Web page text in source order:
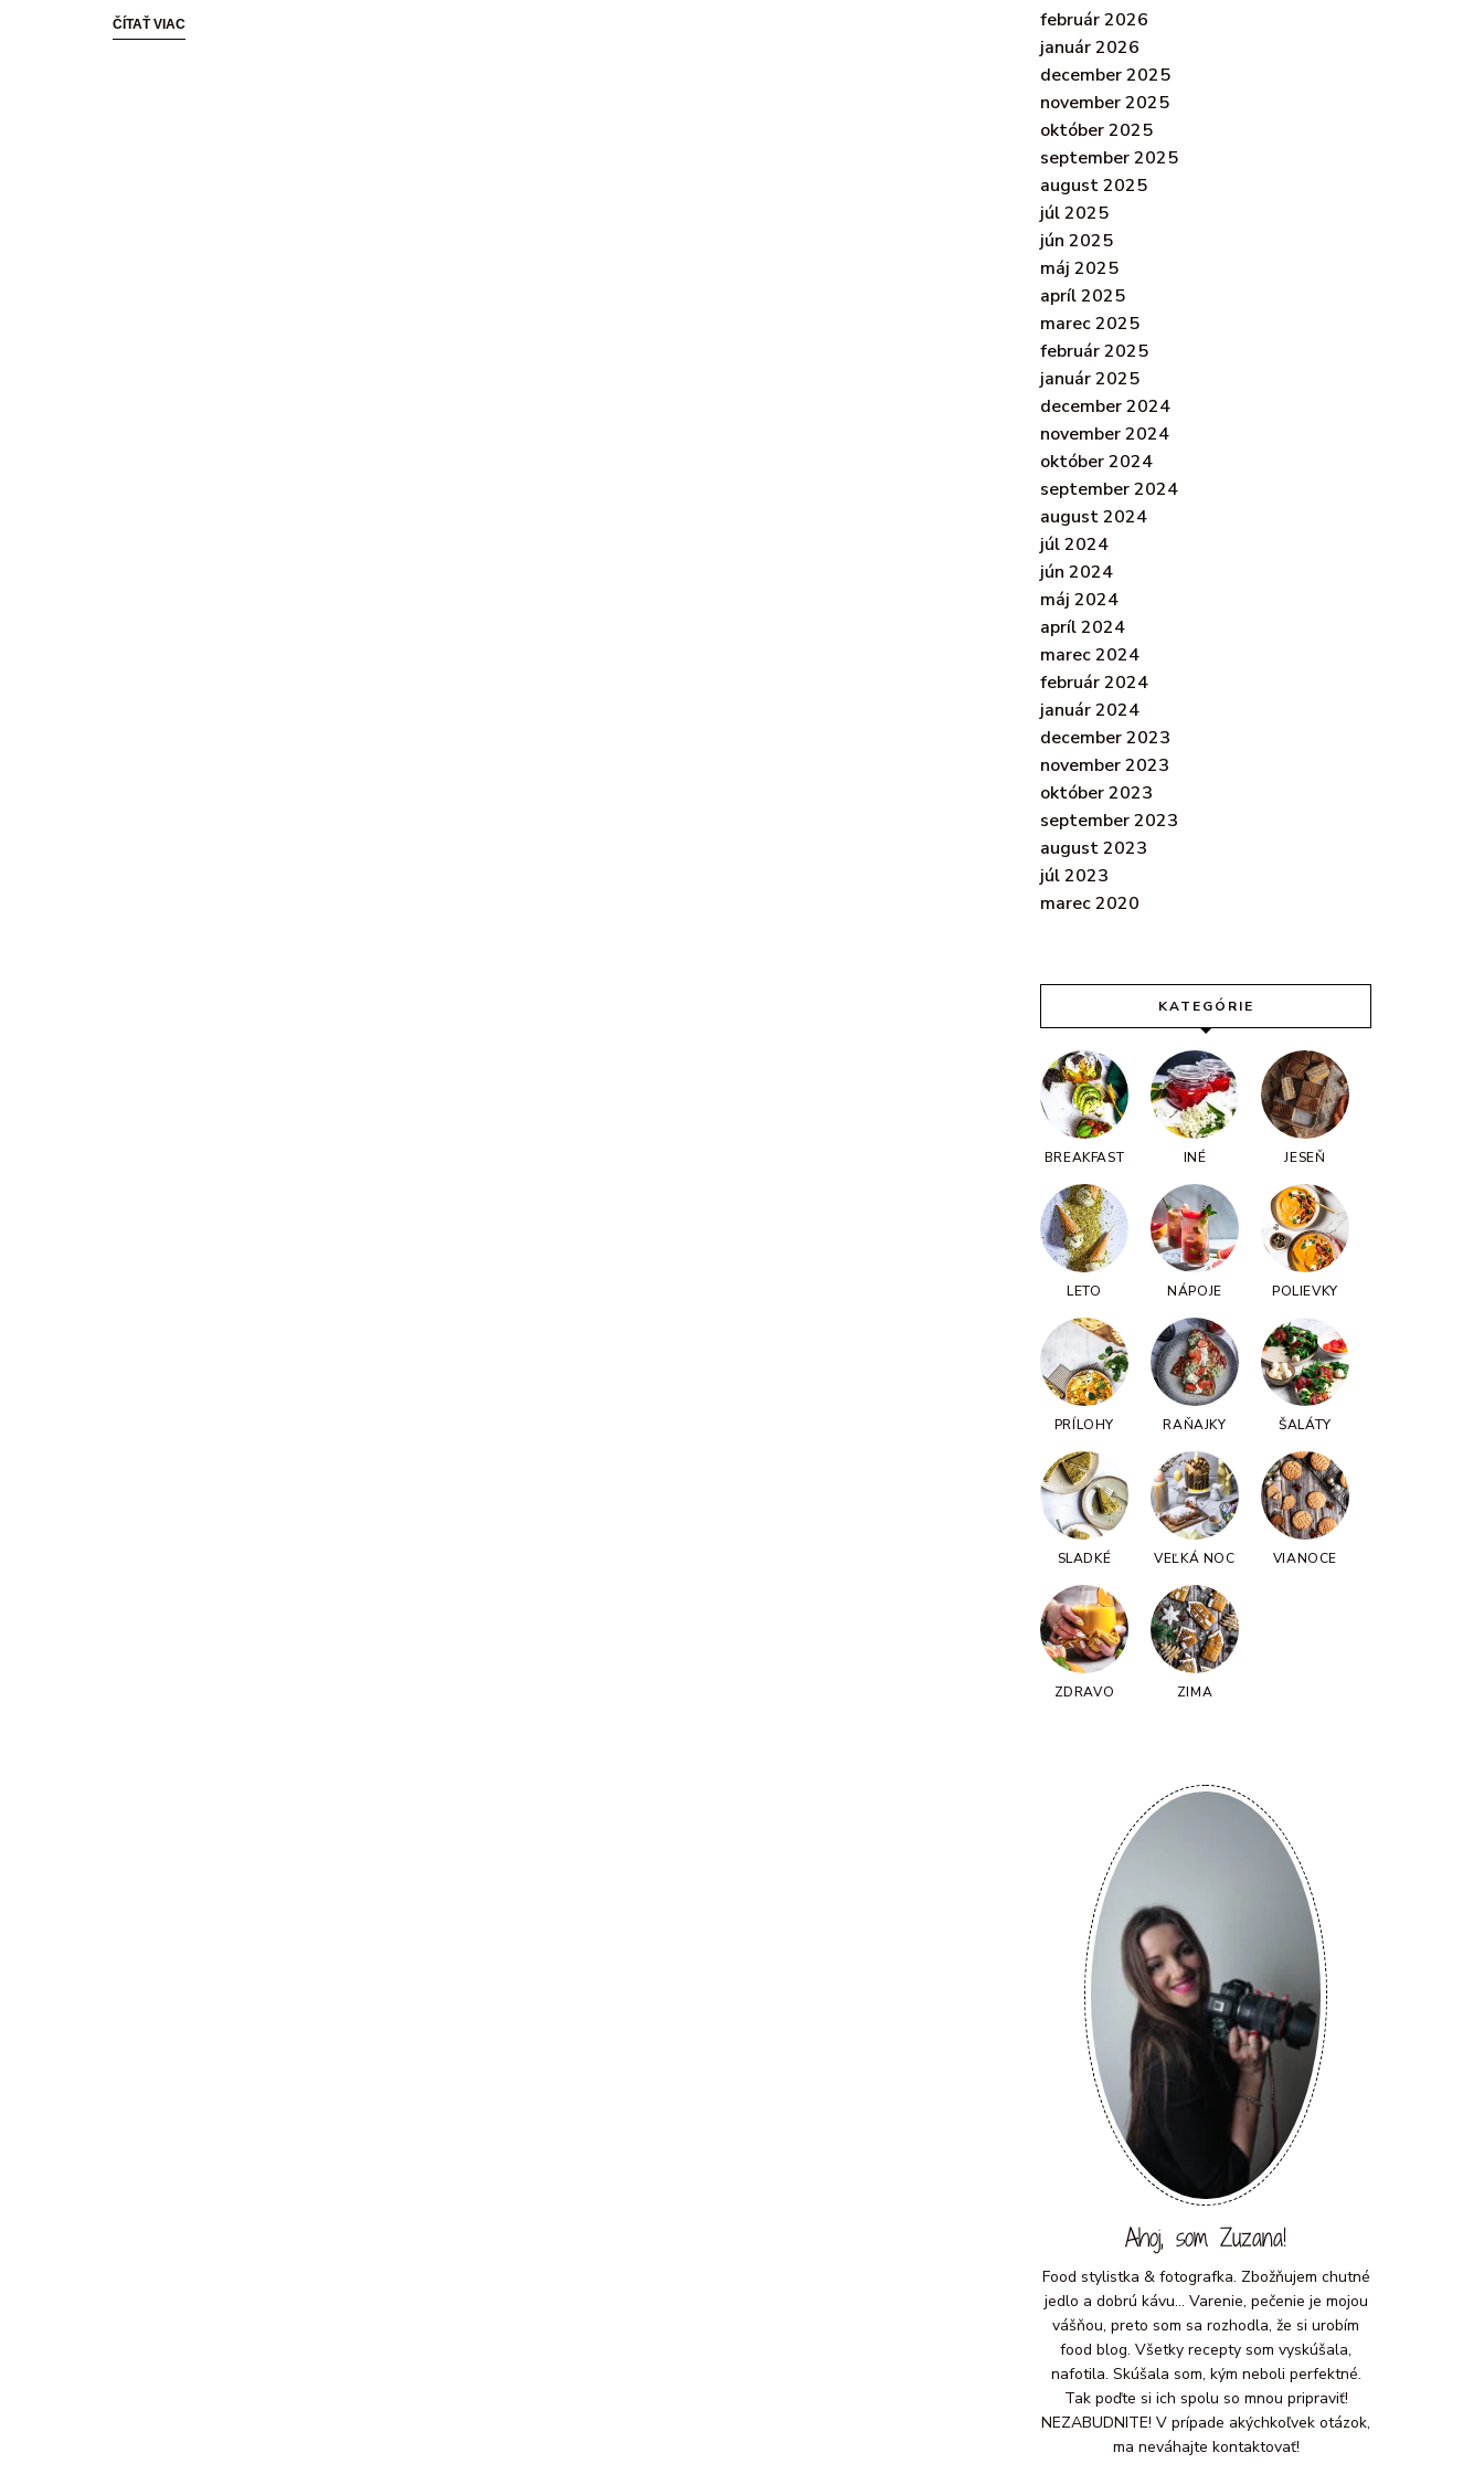
ČÍTAŤ VIAC
február 2026
január 2026
december 2025
november 2025
október 2025
september 2025
august 2025
júl 2025
jún 2025
máj 2025
apríl 2025
marec 2025
február 2025
január 2025
december 2024
november 2024
október 2024
september 2024
august 2024
júl 2024
jún 2024
máj 2024
apríl 2024
marec 2024
február 2024
január 2024
december 2023
november 2023
október 2023
september 2023
august 2023
júl 2023
marec 2020
KATEGÓRIE
BREAKFAST INÉ JESEŇ
LETO NÁPOJE POLIEVKY
PRÍLOHY RAŇAJKY ŠALÁTY
SLADKÉ VEĽKÁ NOC VIANOCE
ZDRAVO ZIMA
Ahoj, som Zuzana!
Food stylistka & fotografka. Zbožňujem chutné
jedlo a dobrú kávu... Varenie, pečenie je mojou
vášňou, preto som sa rozhodla, že si urobím
food blog. Všetky recepty som vyskúšala,
nafotila. Skúšala som, kým neboli perfektné.
Tak poďte si ich spolu so mnou pripraviť!
NEZABUDNITE! V prípade akýchkoľvek otázok,
ma neváhajte kontaktovať!